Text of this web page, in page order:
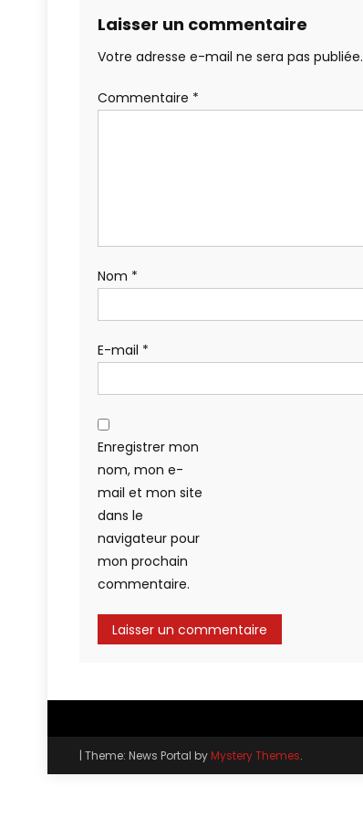
Laisser un commentaire
Votre adresse e-mail ne sera pas publiée.
Commentaire *
Nom *
E-mail *
Enregistrer mon
nom, mon e-
mail et mon site
dans le
navigateur pour
mon prochain
commentaire.
| Theme: News Portal byMystery Themes.